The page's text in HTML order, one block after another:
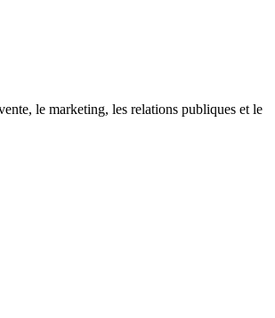
le marketing, les relations publiques et le